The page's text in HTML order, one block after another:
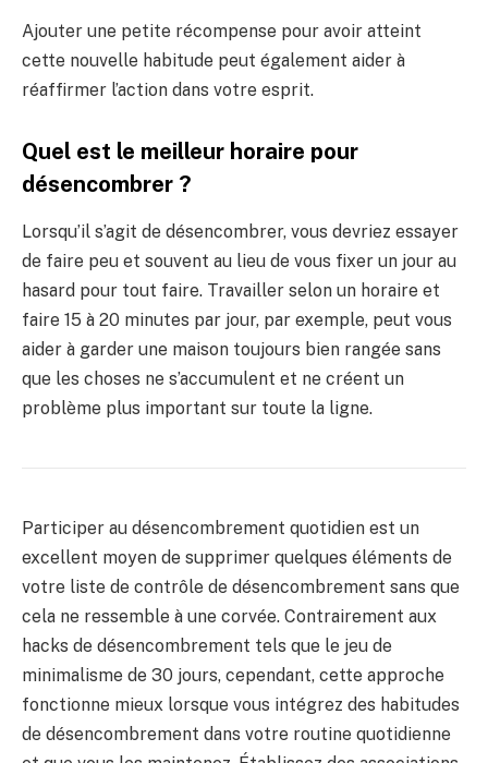
Ajouter une petite récompense pour avoir atteint
cette nouvelle habitude peut également aider à
réaffirmer l’action dans votre esprit.
Quel est le meilleur horaire pour
désencombrer ?
Lorsqu’il s’agit de désencombrer, vous devriez essayer
de faire peu et souvent au lieu de vous fixer un jour au
hasard pour tout faire. Travailler selon un horaire et
faire 15 à 20 minutes par jour, par exemple, peut vous
aider à garder une maison toujours bien rangée sans
que les choses ne s’accumulent et ne créent un
problème plus important sur toute la ligne.
Participer au désencombrement quotidien est un
excellent moyen de supprimer quelques éléments de
votre liste de contrôle de désencombrement sans que
cela ne ressemble à une corvée. Contrairement aux
hacks de désencombrement tels que le jeu de
minimalisme de 30 jours, cependant, cette approche
fonctionne mieux lorsque vous intégrez des habitudes
de désencombrement dans votre routine quotidienne